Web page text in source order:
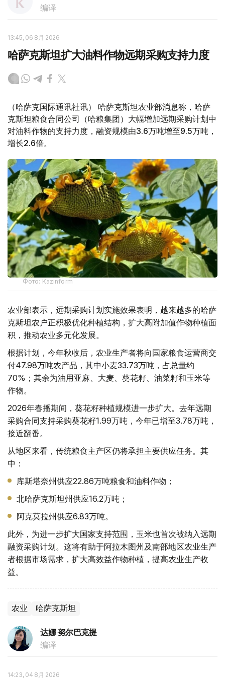
编译
13:45, 06 8月 2026
哈萨克斯坦扩大油料作物远期采购支持力度
（哈萨克国际通讯社讯） 哈萨克斯坦农业部消息称，哈萨
克斯坦粮食合同公司（哈粮集团）大幅增加远期采购计划中
对油料作物的支持力度，融资规模由3.6万吨增至9.5万吨，
增长2.6倍。
Фото: Kazinform
农业部表示，远期采购计划实施效果表明，越来越多的哈萨
克斯坦农户正积极优化种植结构，扩大高附加值作物种植面
积，推动农业多元化发展。
根据计划，今年秋收后，农业生产者将向国家粮食运营商交
付47.98万吨农产品，其中小麦33.73万吨，占总量约
70%；其余为油用亚麻、大麦、葵花籽、油菜籽和玉米等
作物。
2026年春播期间，葵花籽种植规模进一步扩大。去年远期
采购合同支持采购葵花籽1.99万吨，今年已增至3.78万吨，
接近翻番。
从地区来看，传统粮食主产区仍将承担主要供应任务。其
中：
库斯塔奈州供应22.86万吨粮食和油料作物；
北哈萨克斯坦州供应16.2万吨；
阿克莫拉州供应6.83万吨。
此外，为进一步扩大国家支持范围，玉米也首次被纳入远期
融资采购计划。这将有助于阿拉木图州及南部地区农业生产
者根据市场需求，扩大高效益作物种植，提高农业生产收
益。
农业 哈萨克斯坦
达娜 努尔巴克提
编译
14:23, 04 8月 2026